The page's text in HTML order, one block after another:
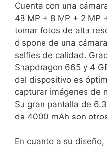
Cuenta con una⁣
48 MP + 8 MP + ⁤2 MP
tomar fotos de ⁣alta
dispone de una
selfies de⁢ calidad.
Snapdragon 665‍ y ⁢4
​del dispositivo es
capturar imágenes de
Su gran ⁢pantalla de
de 4000 mAh ⁤son
En‍ cuanto a su